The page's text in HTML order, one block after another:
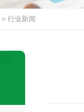
> 行业新闻